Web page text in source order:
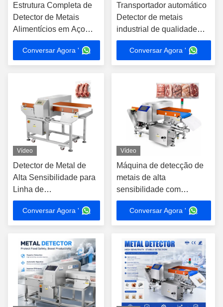
Estrutura Completa de
Detector de Metais
Alimentícios em Aço
Inoxidável 304 com
Túnel Personalizável e
Esteira com Parada
Conversar Agora '
Transportador automático
Detector de metais
industrial de qualidade
alimentar Equipamento de
segurança Máquina
personalizada OEM
Conversar Agora '
Vídeo
Detector de Metal de
Alta Sensibilidade para
Linha de
Processamento de Pão,
Bolo, Massa, Biscoito e
Bolacha para
Conversar Agora '
Vídeo
Máquina de detecção de
metais de alta
sensibilidade com
transportador para
equipamento de
inspecção de fábrica de
carne bovina
Conversar Agora '